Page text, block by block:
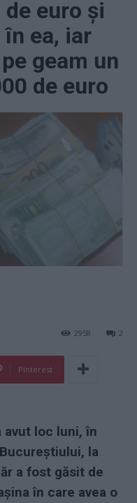
euro și
ea, iar
geam un
de euro
2
2958
Pinterest
avut loc luni, în
la
a fost găsit de
în care avea o